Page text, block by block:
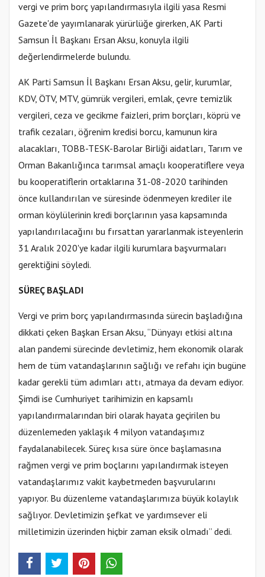
vergi ve prim borç yapılandırmasıyla ilgili yasa Resmi
Gazete'de yayımlanarak yürürlüğe girerken, AK Parti
Samsun İl Başkanı Ersan Aksu, konuyla ilgili
değerlendirmelerde bulundu.
AK Parti Samsun İl Başkanı Ersan Aksu, gelir, kurumlar,
KDV, ÖTV, MTV, gümrük vergileri, emlak, çevre temizlik
vergileri, ceza ve gecikme faizleri, prim borçları, köprü ve
trafik cezaları, öğrenim kredisi borcu, kamunun kira
alacakları, TOBB-TESK-Barolar Birliği aidatları, Tarım ve
Orman Bakanlığınca tarımsal amaçlı kooperatiflere veya
bu kooperatiflerin ortaklarına 31-08-2020 tarihinden
önce kullandırılan ve süresinde ödenmeyen krediler ile
orman köylülerinin kredi borçlarının yasa kapsamında
yapılandırılacağını bu fırsattan yararlanmak isteyenlerin
31 Aralık 2020'ye kadar ilgili kurumlara başvurmaları
gerektiğini söyledi.
SÜREÇ BAŞLADI
Vergi ve prim borç yapılandırmasında sürecin başladığına
dikkati çeken Başkan Ersan Aksu, “Dünyayı etkisi altına
alan pandemi sürecinde devletimiz, hem ekonomik olarak
hem de tüm vatandaşlarının sağlığı ve refahı için bugüne
kadar gerekli tüm adımları attı, atmaya da devam ediyor.
Şimdi ise Cumhuriyet tarihimizin en kapsamlı
yapılandırmalarından biri olarak hayata geçirilen bu
düzenlemeden yaklaşık 4 milyon vatandaşımız
faydalanabilecek. Süreç kısa süre önce başlamasına
rağmen vergi ve prim boçlarını yapılandırmak isteyen
vatandaşlarımız vakit kaybetmeden başvurularını
yapıyor. Bu düzenleme vatandaşlarımıza büyük kolaylık
sağlıyor. Devletimizin şefkat ve yardımsever eli
milletimizin üzerinden hiçbir zaman eksik olmadı” dedi.